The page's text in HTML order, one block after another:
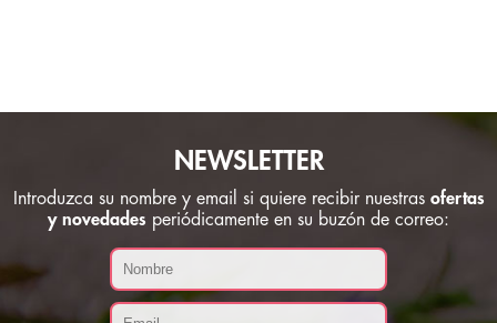
NEWSLETTER
Introduzca su nombre y email si quiere recibir nuestras ofertas
y novedades periódicamente en su buzón de correo: